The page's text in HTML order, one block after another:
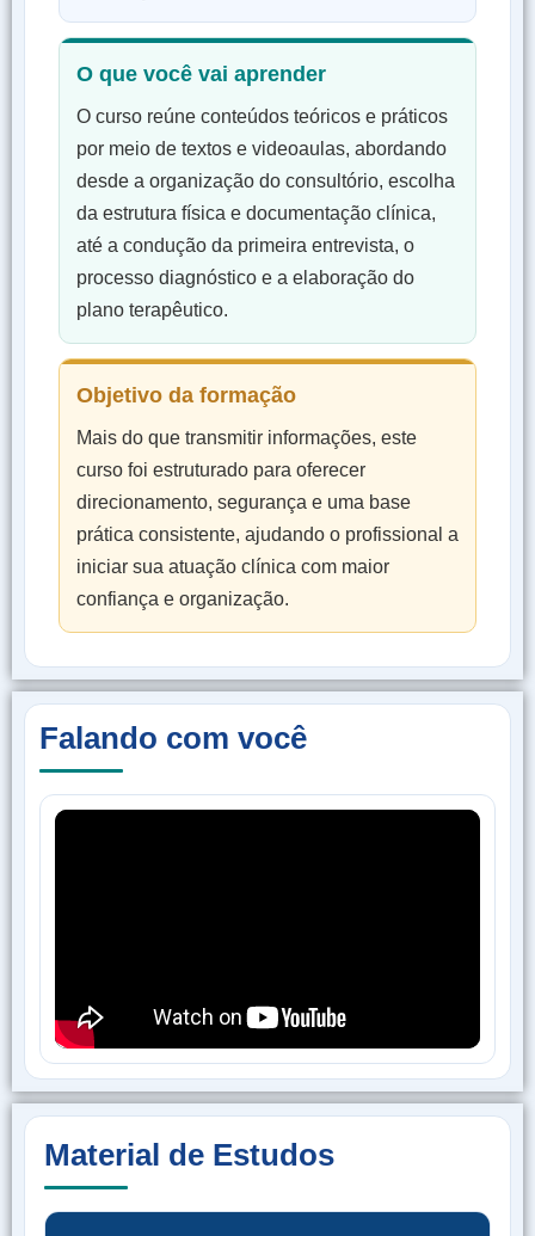
O que você vai aprender
O curso reúne conteúdos teóricos e práticos
por meio de textos e videoaulas, abordando
desde a organização do consultório, escolha
da estrutura física e documentação clínica,
até a condução da primeira entrevista, o
processo diagnóstico e a elaboração do
plano terapêutico.
Objetivo da formação
Mais do que transmitir informações, este
curso foi estruturado para oferecer
direcionamento, segurança e uma base
prática consistente, ajudando o profissional a
iniciar sua atuação clínica com maior
confiança e organização.
Falando com você
Material de Estudos